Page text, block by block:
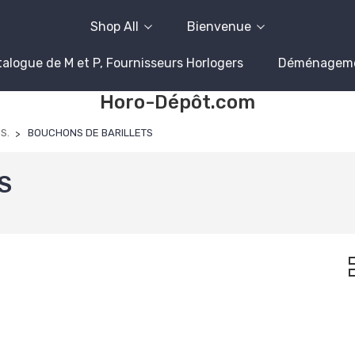
Shop All Bienvenue
de M et P, Fournisseurs Horlogers
Horo-Dépôt.com
BOUCHONS DE BARILLETS